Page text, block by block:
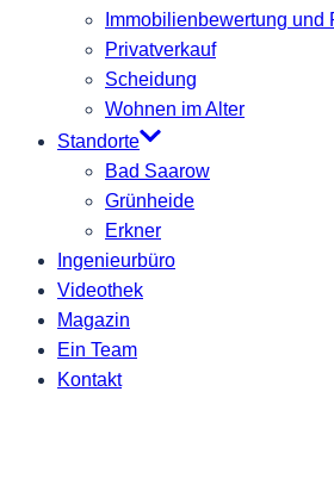
Immobilienbewertung und
Privatverkauf
Scheidung
Wohnen im Alter
Standorte
Bad Saarow
Grünheide
Erkner
Ingenieurbüro
Videothek
Magazin
Ein Team
Kontakt